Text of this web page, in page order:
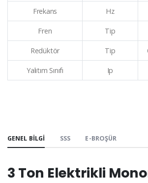
Frekans Hz
Fren Tip
Redüktör Tip
Yalıtım Sınıfı Ip
GENEL BILGI SSS E-BROŞÜR
3 Ton Elektrikli